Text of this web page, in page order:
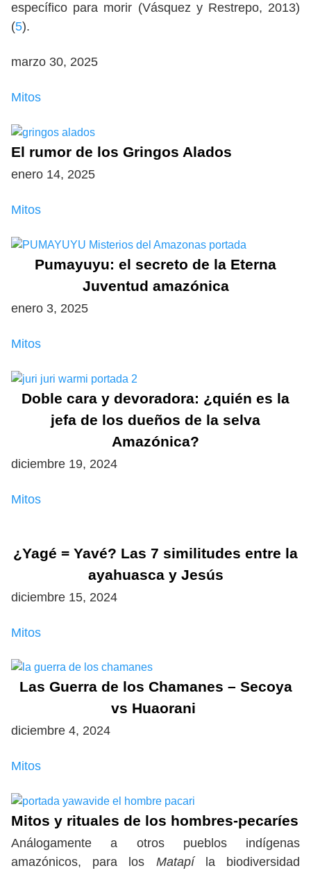
específico para morir (Vásquez y Restrepo, 2013)
(5).
marzo 30, 2025
Mitos
El rumor de los Gringos Alados
enero 14, 2025
Mitos
Pumayuyu: el secreto de la Eterna
Juventud amazónica
enero 3, 2025
Mitos
Doble cara y devoradora: ¿quién es la
jefa de los dueños de la selva
Amazónica?
diciembre 19, 2024
Mitos
¿Yagé = Yavé? Las 7 similitudes entre la
ayahuasca y Jesús
diciembre 15, 2024
Mitos
Las Guerra de los Chamanes – Secoya
vs Huaorani
diciembre 4, 2024
Mitos
Mitos y rituales de los hombres-pecaríes
Análogamente a otros pueblos indígenas
amazónicos, para los Matapíla biodiversidad